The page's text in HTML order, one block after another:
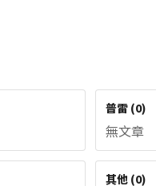
普雷 (0)
無文章
其他 (0)